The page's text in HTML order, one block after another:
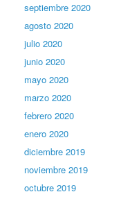
septiembre 2020
agosto 2020
julio 2020
junio 2020
mayo 2020
marzo 2020
febrero 2020
enero 2020
diciembre 2019
noviembre 2019
octubre 2019